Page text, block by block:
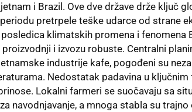
i Brazil. Ove dve države drže ključ
pretrpele teške udarce od strane
klimatskih promena i fenomena
i izvozu robuste. Centralni
industrije kafe, pogođeni su
Nedostatak padavina u ključnim
Lokalni farmeri se suočavaju sa
navodnjavanje, a mnoga stabla su trajno